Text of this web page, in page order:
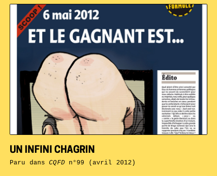
UN INFINI CHAGRIN
Paru dansCQFDn°99 (avril 2012)